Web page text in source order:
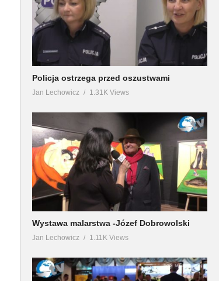
Policja ostrzega przed oszustwami
Jan Lechowicz 1.31K Views
Wystawa malarstwa -Józef Dobrowolski
Jan Lechowicz 1.11K Views